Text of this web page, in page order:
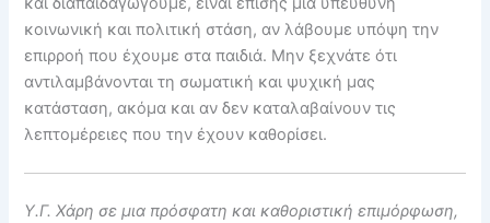
κοινωνική και πολιτική στάση, αν λάβουμε υπόψη την
επιρροή που έχουμε στα παιδιά. Μην ξεχνάτε ότι
αντιλαμβάνονται τη σωματική και ψυχική μας
κατάσταση, ακόμα και αν δεν καταλαβαίνουν τις
λεπτομέρειες που την έχουν καθορίσει.
Υ.Γ. Χάρη σε μια πρόσφατη και καθοριστική επιμόρφωση,